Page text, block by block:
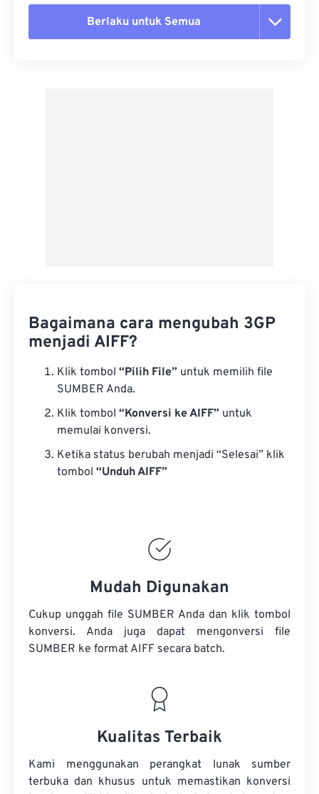
Berlaku untuk Semua
Bagaimana cara mengubah 3GP
menjadi AIFF?
Klik tombol “Pilih File” untuk memilih file
SUMBER Anda.
Klik tombol “Konversi ke AIFF” untuk
memulai konversi.
Ketika status berubah menjadi “Selesai” klik
tombol “Unduh AIFF”
Mudah Digunakan
Cukup unggah file SUMBER Anda dan klik tombol
konversi. Anda juga dapat mengonversi file
SUMBER ke format AIFF secara batch.
Kualitas Terbaik
Kami menggunakan perangkat lunak sumber
terbuka dan khusus untuk memastikan konversi